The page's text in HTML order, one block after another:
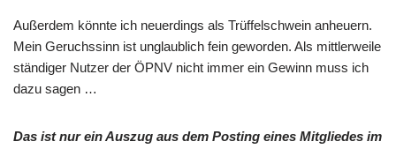
Außerdem könnte ich neuerdings als Trüffelschwein anheuern.
Mein Geruchssinn ist unglaublich fein geworden. Als mittlerweile
ständiger Nutzer der ÖPNV nicht immer ein Gewinn muss ich
dazu sagen …
Das ist nur ein Auszug aus dem Posting eines Mitgliedes im